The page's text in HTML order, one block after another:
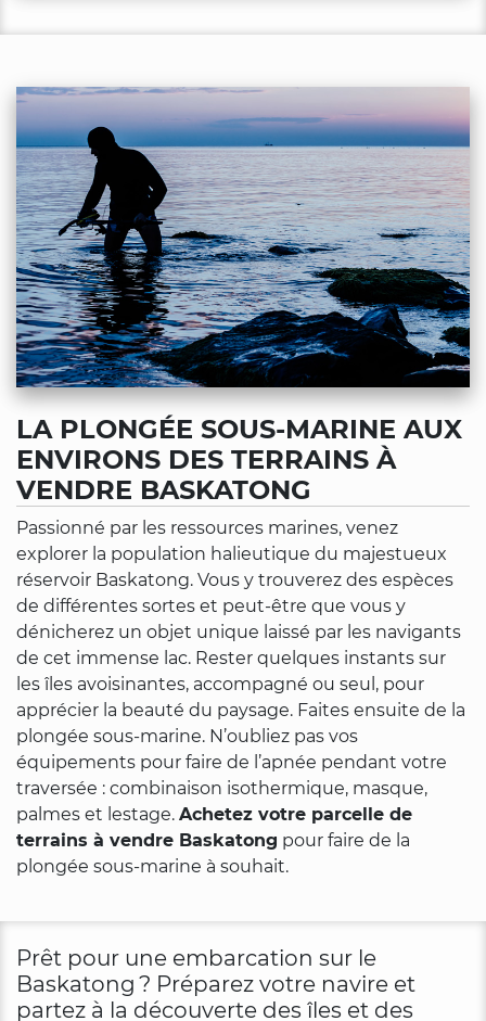
LA PLONGÉE SOUS-MARINE AUX
ENVIRONS DES TERRAINS À
VENDRE BASKATONG
Passionné par les ressources marines, venez
explorer la population halieutique du majestueux
réservoir Baskatong. Vous y trouverez des espèces
de différentes sortes et peut-être que vous y
dénicherez un objet unique laissé par les navigants
de cet immense lac. Rester quelques instants sur
les îles avoisinantes, accompagné ou seul, pour
apprécier la beauté du paysage. Faites ensuite de la
plongée sous-marine. N’oubliez pas vos
équipements pour faire de l’apnée pendant votre
traversée : combinaison isothermique, masque,
palmes et lestage. Achetez votre parcelle de
terrains à vendre Baskatong pour faire de la
plongée sous-marine à souhait.
Prêt pour une embarcation sur le
Baskatong ? Préparez votre navire et
partez à la découverte des îles et des